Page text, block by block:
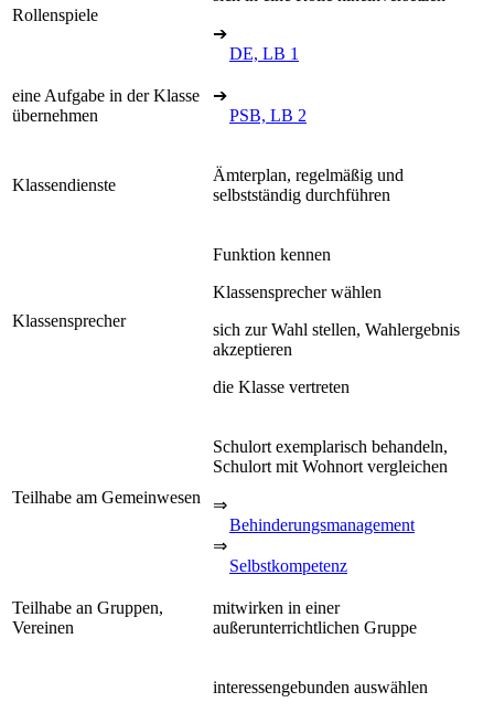
Rollenspiele
➔
DE, LB 1
eine Aufgabe in der Klasse
übernehmen
➔
PSB, LB 2
Klassendienste
Ämterplan, regelmäßig und
selbstständig durchführen
Klassensprecher
Funktion kennen
Klassensprecher wählen
sich zur Wahl stellen, Wahlergebnis
akzeptieren
die Klasse vertreten
Teilhabe am Gemeinwesen
Schulort exemplarisch behandeln,
Schulort mit Wohnort vergleichen
⇒
Behinderungsmanagement
⇒
Selbstkompetenz
Teilhabe an Gruppen,
Vereinen
mitwirken in einer
außerunterrichtlichen Gruppe
interessengebunden auswählen